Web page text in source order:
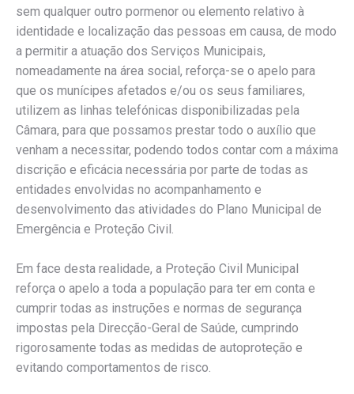
sem qualquer outro pormenor ou elemento relativo à
identidade e localização das pessoas em causa, de modo
a permitir a atuação dos Serviços Municipais,
nomeadamente na área social, reforça-se o apelo para
que os munícipes afetados e/ou os seus familiares,
utilizem as linhas telefónicas disponibilizadas pela
Câmara, para que possamos prestar todo o auxílio que
venham a necessitar, podendo todos contar com a máxima
discrição e eficácia necessária por parte de todas as
entidades envolvidas no acompanhamento e
desenvolvimento das atividades do Plano Municipal de
Emergência e Proteção Civil.
Em face desta realidade, a Proteção Civil Municipal
reforça o apelo a toda a população para ter em conta e
cumprir todas as instruções e normas de segurança
impostas pela Direcção-Geral de Saúde, cumprindo
rigorosamente todas as medidas de autoproteção e
evitando comportamentos de risco.